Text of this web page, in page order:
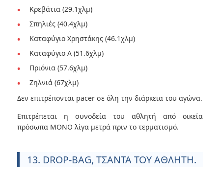
Κρεβάτια (29.1χλμ)
Σπηλιές (40.4χλμ)
Καταφύγιο Χρηστάκης (46.1χλμ)
Καταφύγιο Α (51.6χλμ)
Πριόνια (57.6χλμ)
Ζηλνιά (67χλμ)
Δεν επιτρέπονται pacer σε όλη την διάρκεια του αγώνα.
Επιτρέπεται η συνοδεία του αθλητή από οικεία
πρόσωπα ΜΟΝΟ λίγα μετρά πριν το τερματισμό.
13. DROP-BAG, ΤΣΑΝΤΑ ΤΟΥ ΑΘΛΗΤΗ.